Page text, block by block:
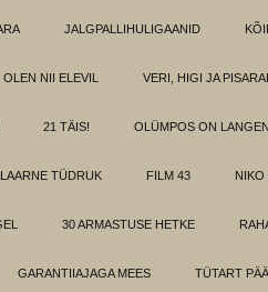
JALGPALLIHULIGAANID
OLEN NII ELEVIL VERI, HIGI JA
21 TÄIS! OLÜMPOS ON
TÜDRUK FILM 43 NIKO
30 ARMASTUSE HETKE
GARANTIIAJAGA MEES TÜTART